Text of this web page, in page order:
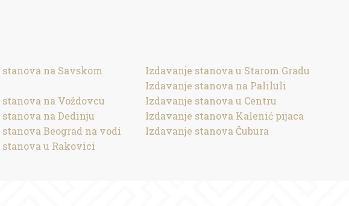
na Savskom
na Voždovcu
na Dedinju
Beograd na vodi
u Rakovici
Izdavanje stanova u Starom Gradu
Izdavanje stanova na Paliluli
Izdavanje stanova u Centru
Izdavanje stanova Kalenić pijaca
Izdavanje stanova Čubura